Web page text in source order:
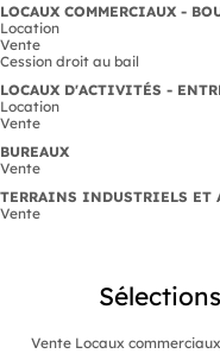
LOCAUX COMMERCIAUX -
Location
Vente
Cession droit au bail
LOCAUX D'ACTIVITÉS -
Location
Vente
BUREAUX
Vente
TERRAINS INDUSTRIELS ET
Vente
Vente Locaux